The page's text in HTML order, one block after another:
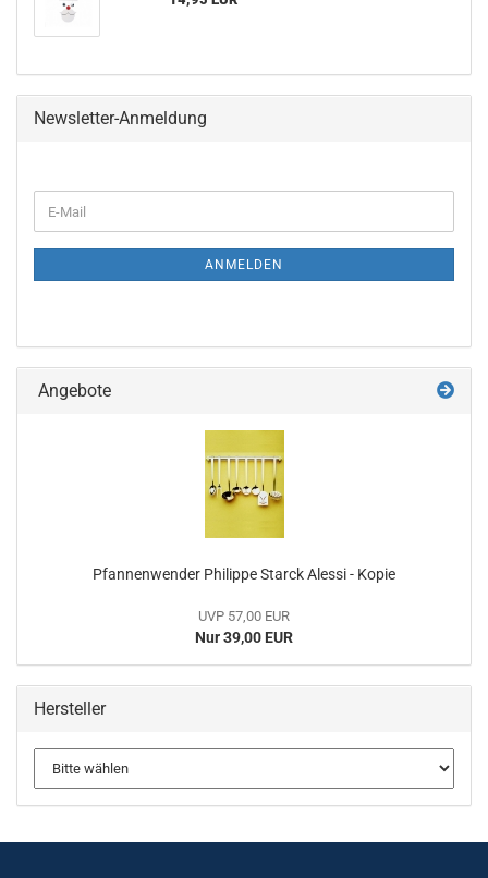
Newsletter-Anmeldung
ZUR
E-
Mail
ANMELDEN
Angebote
Pfannenwender Philippe Starck Alessi - Kopie
UVP 57,00 EUR
Nur 39,00 EUR
Hersteller